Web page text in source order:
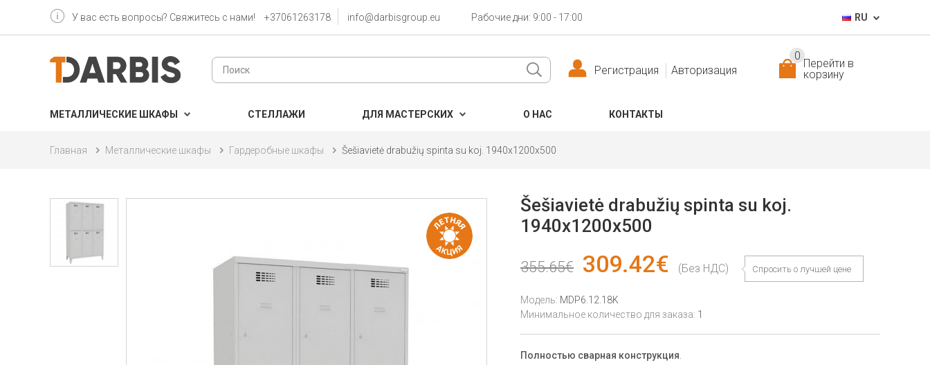
У вас есть вопросы? Свяжитесь с нами! +37061263178 info@darbisgroup.eu Рабочие дни: 9:00 - 17:00 RU
Перейти в
корзину
0
Регистрация
Авторизация
МЕТАЛЛИЧЕСКИЕ ШКАФЫ CТЕЛЛАЖИ ДЛЯ МАСТЕРСКИХ О НАС КОНТАКТЫ
Главная Металлические шкафы Гардеробные шкафы Šešiavietė drabužių spinta su koj. 1940x1200x500
Šešiavietė drabužių spinta su koj.
1940x1200x500
355.65€ 309.42€ (Без НДС) Спросить о лучшей цене
Модель: MDP6.12.18K
Минимальное количество для заказа: 1
Полностью сварная конструкция